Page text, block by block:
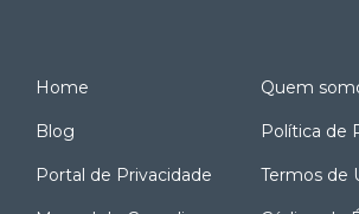
Home Quem
Blog Política de
Portal de Privacidade Termos de